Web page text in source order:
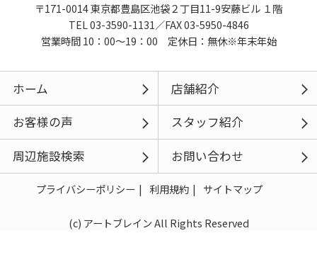
〒171-0014 東京都豊島区池袋２丁目11-9安藤ビル １階
TEL 03-3590-1131／FAX 03-5950-4846
営業時間 10：00～19：00 定休日：無休※年末年始
ホーム
店舗紹介
お客様の声
スタッフ紹介
周辺施設検索
お問い合わせ
プライバシーポリシー 利用規約 サイトマップ
(c) アートブレイン All Rights Reserved